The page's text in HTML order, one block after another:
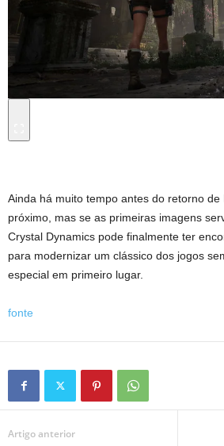
Ainda há muito tempo antes do retorno
próximo, mas se as primeiras imagens
Crystal Dynamics pode finalmente ter
para modernizar um clássico dos jogos
especial em primeiro lugar.
fonte
Artigo anterior